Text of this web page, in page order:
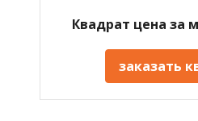
Квадрат цена за
заказать